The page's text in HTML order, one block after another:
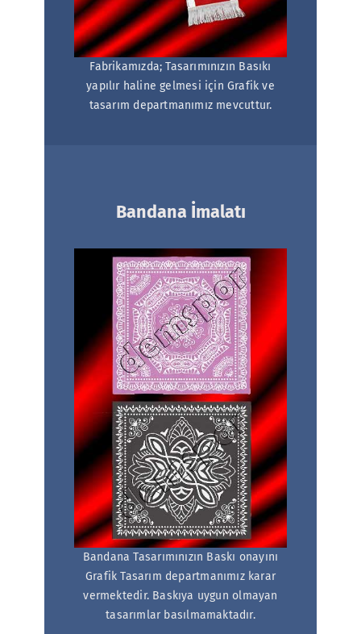
Fabrikamızda; Tasarımınızın Basıkı
yapılır haline gelmesi için Grafik ve
tasarım departmanımız mevcuttur.
Bandana İmalatı
Bandana Tasarımınızın Baskı onayını
Grafik Tasarım departmanımız karar
vermektedir. Baskıya uygun olmayan
tasarımlar basılmamaktadır.